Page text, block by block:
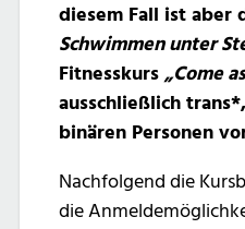
diesem Fall ist aber
Schwimmen unter
Fitnesskurs„Come
ausschließlich
binären Personen
Nachfolgend die
die